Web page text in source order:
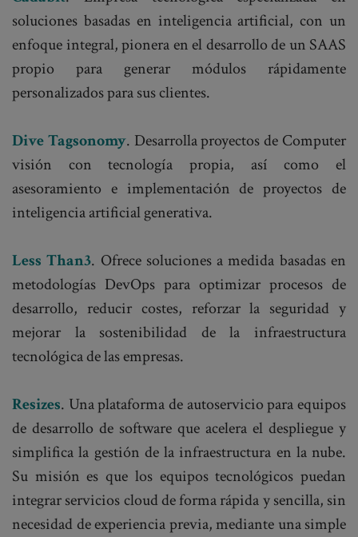
soluciones basadas en inteligencia artificial, con un
enfoque integral, pionera en el desarrollo de un SAAS
propio para generar módulos rápidamente
personalizados para sus clientes.
Dive Tagsonomy. Desarrolla proyectos de Computer
visión con tecnología propia, así como el
asesoramiento e implementación de proyectos de
inteligencia artificial generativa.
Less Than3. Ofrece soluciones a medida basadas en
metodologías DevOps para optimizar procesos de
desarrollo, reducir costes, reforzar la seguridad y
mejorar la sostenibilidad de la infraestructura
tecnológica de las empresas.
Resizes. Una plataforma de autoservicio para equipos
de desarrollo de software que acelera el despliegue y
simplifica la gestión de la infraestructura en la nube.
Su misión es que los equipos tecnológicos puedan
integrar servicios cloud de forma rápida y sencilla, sin
necesidad de experiencia previa, mediante una simple